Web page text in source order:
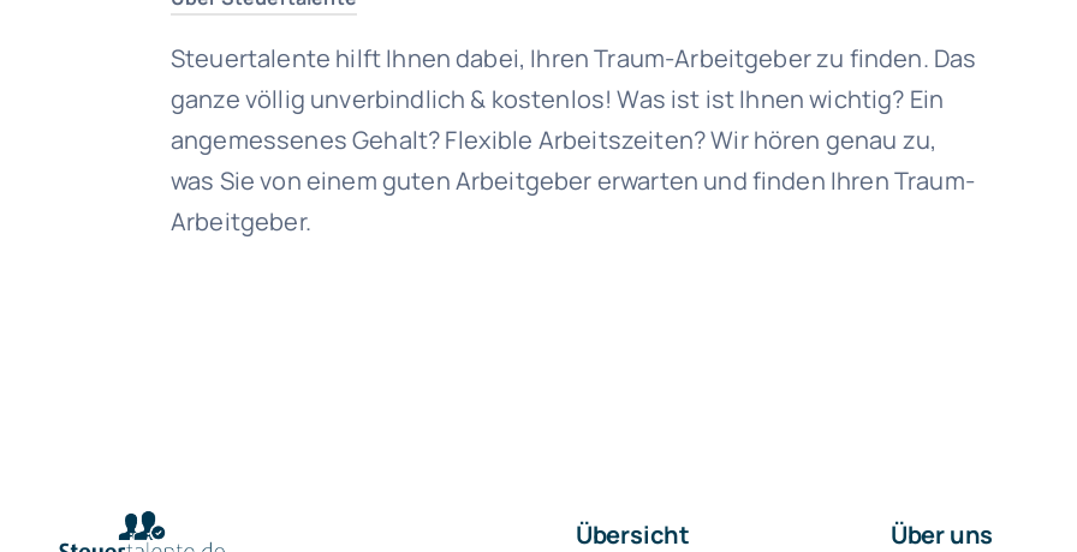
Steuertalente hilft Ihnen dabei, Ihren Traum-Arbeitgeber zu finden. Das
ganze völlig unverbindlich & kostenlos! Was ist ist Ihnen wichtig? Ein
angemessenes Gehalt? Flexible Arbeitszeiten? Wir hören genau zu,
was Sie von einem guten Arbeitgeber erwarten und finden Ihren Traum-
Arbeitgeber.
Übersicht Über uns